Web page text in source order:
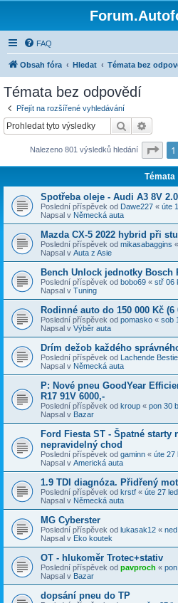
FAQ
Obsah fóra Hledat Témata bez
Témata bez odpovědí
Přejít na rozšířené vyhledávání
Hledat
Nalezeno 801 výsledků hledání 1
Témata
Spotřeba oleje - Audi A3 8V
Poslední příspěvek od Dawe227 « úte
Napsal v Německá auta
Mazda CX-5 2022 hybrid při
Poslední příspěvek od mikasabaggins «
Napsal v Auta z Asie
Bench Unlock jednotky Bosch
Poslední příspěvek od bobo69 « stř 06
Napsal v Tuning
Rodinné auto do 150 000 Kč (6
Poslední příspěvek od pomasko « sob
Napsal v Výběr auta
Drím dežob každého
Poslední příspěvek od Lachende
Napsal v Německá auta
P: Nové pneu GoodYear
R17 91V 6000,-
Poslední příspěvek od kroup « pon 30
Napsal v Bazar
Ford Fiesta ST - Špatné starty
nepravidelný chod
Poslední příspěvek od gaminn « úte 27
Napsal v Americká auta
1.9 TDI diagnóza. Přidřený
Poslední příspěvek od krstf « úte 27
Napsal v Německá auta
MG Cyberster
Poslední příspěvek od lukasak12 «
Napsal v Eko koutek
OT - hlukoměr Trotec+stativ
Poslední příspěvek od pavproch «
Napsal v Bazar
dopsání pneu do TP